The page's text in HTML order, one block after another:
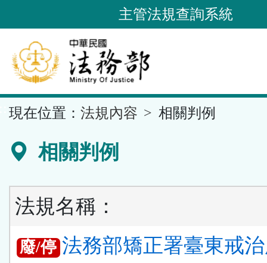
到
要
內
容
區
主管法規查詢系統
現在位置： 法規內容 相關判例
相關判例
法規名稱：
廢/停 法務部矯正署臺東戒